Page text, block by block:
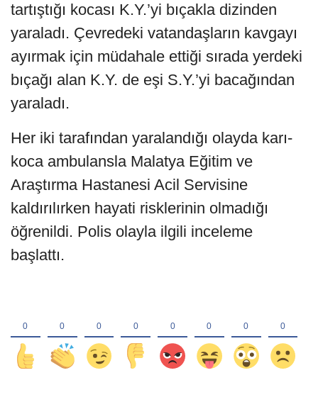
tartıştığı kocası K.Y.’yi bıçakla dizinden
yaraladı. Çevredeki vatandaşların kavgayı
ayırmak için müdahale ettiği sırada yerdeki
bıçağı alan K.Y. de eşi S.Y.’yi bacağından
yaraladı.
Her iki tarafından yaralandığı olayda karı-
koca ambulansla Malatya Eğitim ve
Araştırma Hastanesi Acil Servisine
kaldırılırken hayati risklerinin olmadığı
öğrenildi. Polis olayla ilgili inceleme
başlattı.